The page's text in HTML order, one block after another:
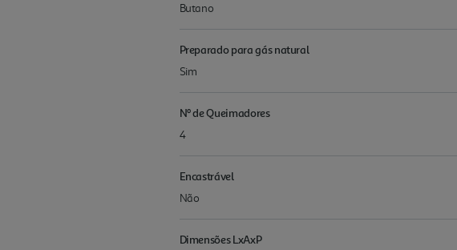
Butano
Preparado para gás natural
Sim
Nº de Queimadores
4
Encastrável
Não
Dimensões LxAxP